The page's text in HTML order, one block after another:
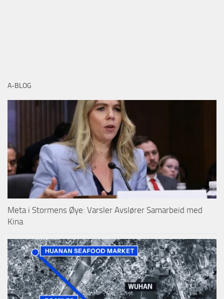
A-BLOG
Meta i Stormens Øye: Varsler Avslører Samarbeid med
Kina